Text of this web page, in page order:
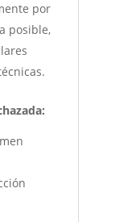
por
posible,